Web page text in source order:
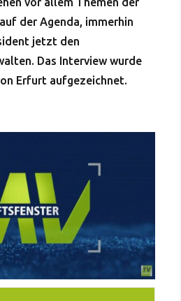
der Agenda, immerhin
jetzt den
Das Interview wurde
Erfurt aufgezeichnet.